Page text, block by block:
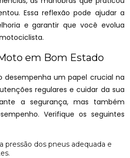
Essa reflexão pode ajudar a
e garantir que você evolua
em Bom Estado
desempenha um papel crucial na
regulares e cuidar da sua
a segurança, mas também
Verifique os seguintes
pressão dos pneus adequada e